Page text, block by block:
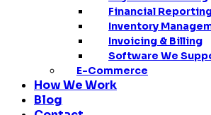
Financial
Inventory
Invoicing & Billing
Software We
E-Commerce
How We Work
Blog